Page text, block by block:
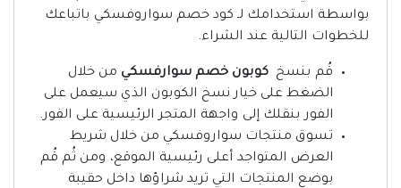
بواسطة استخدامك لـ كود خصم سواروفسكي باتباعك
للخطوات التالية عند الشراء.
قُم بنسخ كوبون خصم سوارفسكي من خلال
الضغط على خيار نسخ الكوبون الذي سيعمل على
الفور بنقلك إلى واجهة المتجر الرئيسية على الفور.
تسوق منتجات سواروفسكي من خلال شريط
العرض المتواجد أعلى رئيسية الموقع، ومن ثُم قُم
بوضع المنتجات التي تريد شراؤها داخل حقيبة